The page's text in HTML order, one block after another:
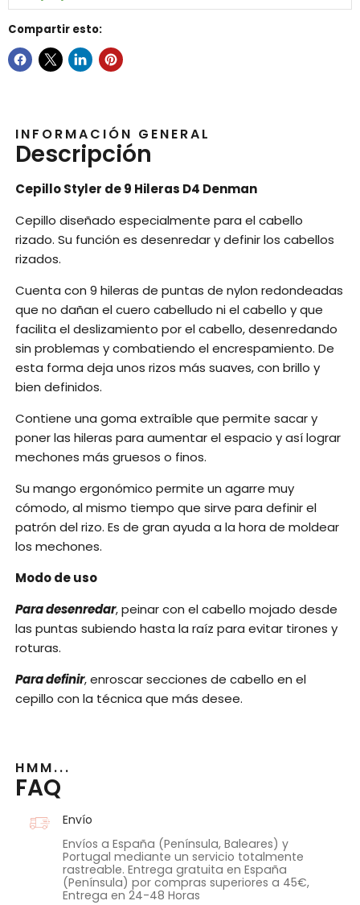
Compartir esto:
INFORMACIÓN GENERAL
Descripción
Cepillo Styler de 9 Hileras D4 Denman
Cepillo diseñado especialmente para el cabello
rizado. Su función es desenredar y definir los cabellos
rizados.
Cuenta con 9 hileras de puntas de nylon redondeadas
que no dañan el cuero cabelludo ni el cabello y que
facilita el deslizamiento por el cabello, desenredando
sin problemas y combatiendo el encrespamiento. De
esta forma deja unos rizos más suaves, con brillo y
bien definidos.
Contiene una goma extraíble que permite sacar y
poner las hileras para aumentar el espacio y así lograr
mechones más gruesos o finos.
Su mango ergonómico permite un agarre muy
cómodo, al mismo tiempo que sirve para definir el
patrón del rizo. Es de gran ayuda a la hora de moldear
los mechones.
Modo de uso
Paradesenredar, peinar con el cabello mojado desde
las puntas subiendo hasta la raíz para evitar tirones y
roturas.
Para definir, enroscar secciones de cabello en el
cepillo con la técnica que más desee.
HMM...
FAQ
Envío
Envíos a España (Península, Baleares) y
Portugal mediante un servicio totalmente
rastreable. Entrega gratuita en España
(Península) por compras superiores a 45€,
Entrega en 24-48 Horas